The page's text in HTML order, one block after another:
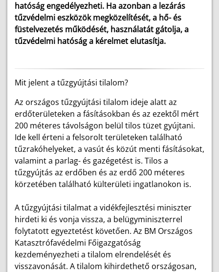
hatóság engedélyezheti. Ha azonban a lezárás
tűzvédelmi eszközök megközelítését, a hő- és
füstelvezetés működését, használatát gátolja, a
tűzvédelmi hatóság a kérelmet elutasítja.
Mit jelent a tűzgyújtási tilalom?
Az országos tűzgyújtási tilalom ideje alatt az
erdőterületeken a fásításokban és az ezektől mért
200 méteres távolságon belül tilos tüzet gyújtani.
Ide kell érteni a felsorolt területeken található
tűzrakóhelyeket, a vasút és közút menti fásításokat,
valamint a parlag- és gazégetést is. Tilos a
tűzgyújtás az erdőben és az erdő 200 méteres
körzetében található külterületi ingatlanokon is.
A tűzgyújtási tilalmat a vidékfejlesztési miniszter
hirdeti ki és vonja vissza, a belügyminiszterrel
folytatott egyeztetést követően. Az BM Országos
Katasztrófavédelmi Főigazgatóság
kezdeményezheti a tilalom elrendelését és
visszavonását. A tilalom kihirdethető országosan,